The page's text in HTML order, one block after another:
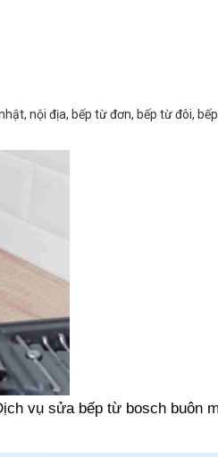
nội địa, bếp từ đơn, bếp từ đôi,
vụ sửa bếp từ bosch buôn